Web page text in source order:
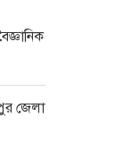
জেলা